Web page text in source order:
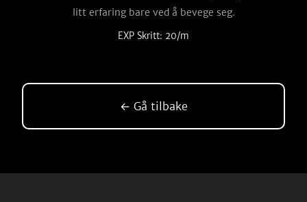
litt erfaring bare ved å bevege seg.
EXP Skritt: 20/m
← Gå tilbake